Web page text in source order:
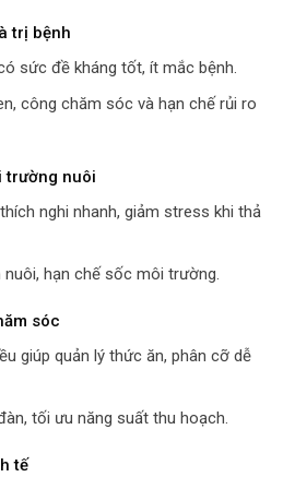
trị bệnh
sức đề kháng tốt, ít mắc bệnh.
công chăm sóc và hạn chế rủi ro
trường nuôi
nghi nhanh, giảm stress khi thả
nuôi, hạn chế sốc môi trường.
sóc
giúp quản lý thức ăn, phân cỡ dễ
tối ưu năng suất thu hoạch.
tế